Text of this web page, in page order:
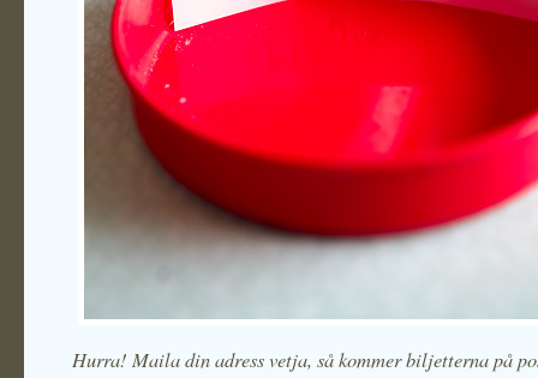
Hurra! Maila din adress vetja, så kommer biljetterna på